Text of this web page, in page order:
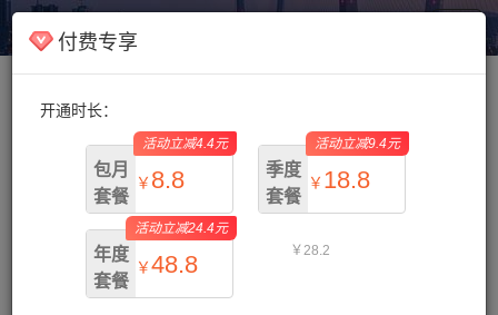
海外伴侣
付费专享
开通时长：
包月
套餐
￥ 8.8
￥13.2
活动立减4.4元
季度
套餐
￥ 18.8
￥28.2
活动立减9.4元
年度
套餐
￥48.8
活动立减24.4元
主页/意大利